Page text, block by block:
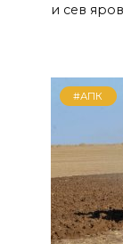
и сев
#АПК